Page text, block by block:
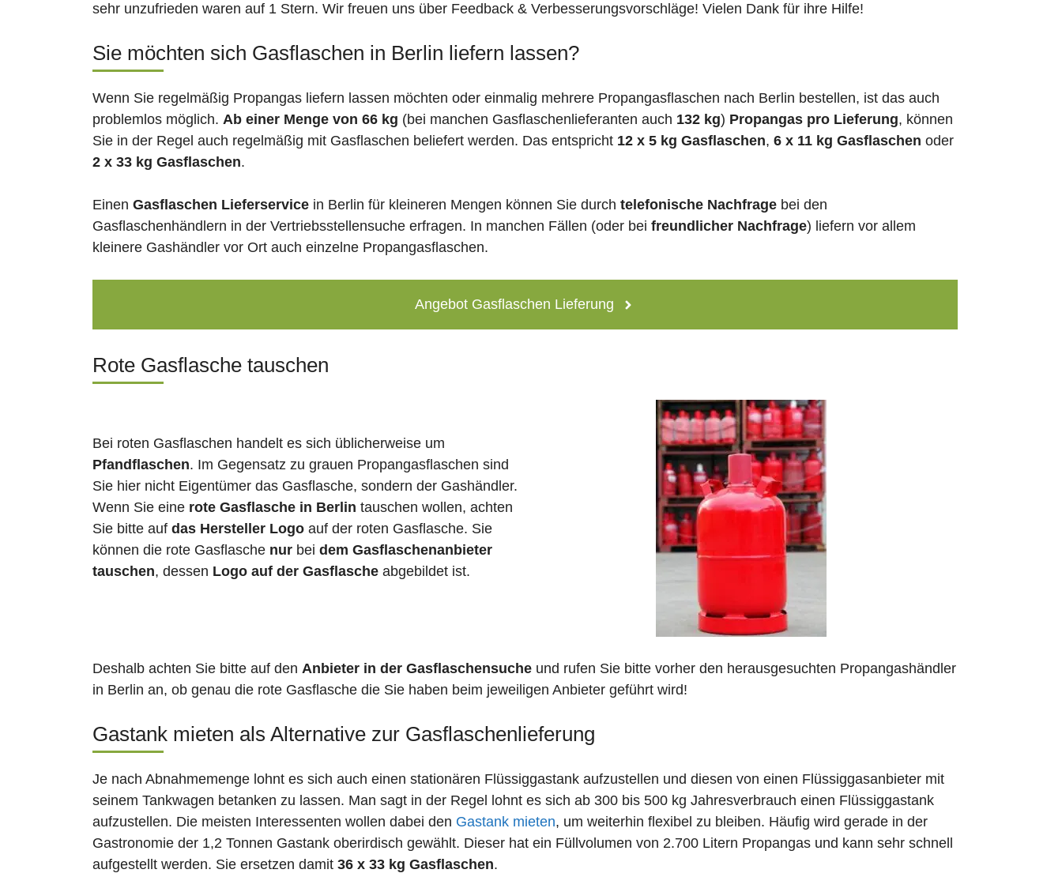
sehr unzufrieden waren auf 1 Stern. Wir freuen uns über Feedback & Verbesserungsvorschläge! Vielen Dank für ihre Hilfe!
Sie möchten sich Gasflaschen in Berlin liefern lassen?
Wenn Sie regelmäßig Propangas liefern lassen möchten oder einmalig mehrere Propangasflaschen nach Berlin bestellen, ist das auch
problemlos möglich. Ab einer Menge von 66 kg (bei manchen Gasflaschenlieferanten auch 132 kg) Propangas pro Lieferung, können
Sie in der Regel auch regelmäßig mit Gasflaschen beliefert werden. Das entspricht 12 x 5 kg Gasflaschen, 6 x 11 kg Gasflaschen oder
2 x 33 kg Gasflaschen.
Einen Gasflaschen Lieferservice in Berlin für kleineren Mengen können Sie durch telefonische Nachfrage bei den
Gasflaschenhändlern in der Vertriebsstellensuche erfragen. In manchen Fällen (oder bei freundlicher Nachfrage) liefern vor allem
kleinere Gashändler vor Ort auch einzelne Propangasflaschen.
Angebot Gasflaschen Lieferung
Rote Gasflasche tauschen
Bei roten Gasflaschen handelt es sich üblicherweise um
Pfandflaschen. Im Gegensatz zu grauen Propangasflaschen sind
Sie hier nicht Eigentümer das Gasflasche, sondern der Gashändler.
Wenn Sie eine rote Gasflasche in Berlin tauschen wollen, achten
Sie bitte auf das Hersteller Logo auf der roten Gasflasche. Sie
können die rote Gasflasche nur bei dem Gasflaschenanbieter
tauschen, dessen Logo auf der Gasflasche abgebildet ist.
Deshalb achten Sie bitte auf den Anbieter in der Gasflaschensuche und rufen Sie bitte vorher den herausgesuchten Propangashändler
in Berlin an, ob genau die rote Gasflasche die Sie haben beim jeweiligen Anbieter geführt wird!
Gastank mieten als Alternative zur Gasflaschenlieferung
Je nach Abnahmemenge lohnt es sich auch einen stationären Flüssiggastank aufzustellen und diesen von einen Flüssiggasanbieter mit
seinem Tankwagen betanken zu lassen. Man sagt in der Regel lohnt es sich ab 300 bis 500 kg Jahresverbrauch einen Flüssiggastank
aufzustellen. Die meisten Interessenten wollen dabei den Gastank mieten, um weiterhin flexibel zu bleiben. Häufig wird gerade in der
Gastronomie der 1,2 Tonnen Gastank oberirdisch gewählt. Dieser hat ein Füllvolumen von 2.700 Litern Propangas und kann sehr schnell
aufgestellt werden. Sie ersetzen damit 36 x 33 kg Gasflaschen.